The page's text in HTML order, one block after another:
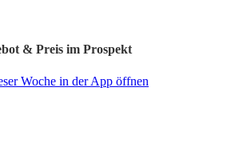
& Preis im Prospekt
Woche in der App öffnen